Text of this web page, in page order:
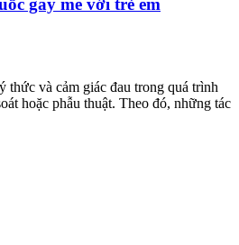
thức và cảm giác đau trong quá trình
hoặc phẫu thuật. Theo đó, những tác